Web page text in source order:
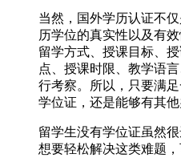
当然，国外学历认证不
历学位的真实性以及有
留学方式、授课目标、
点、授课时限、教学语
行考察。所以，只要满
学位证，还是能够有其他
留学生没有学位证虽然
想要轻松解决这类难题